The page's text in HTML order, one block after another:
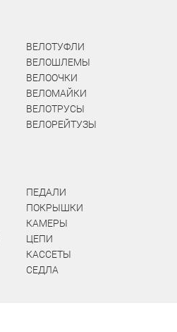
ВЕЛОТУФЛИ
ВЕЛОШЛЕМЫ
ВЕЛООЧКИ
ВЕЛОМАЙКИ
ВЕЛОТРУСЫ
ВЕЛОРЕЙТУЗЫ
ПЕДАЛИ
ПОКРЫШКИ
КАМЕРЫ
ЦЕПИ
КАССЕТЫ
СЕДЛА